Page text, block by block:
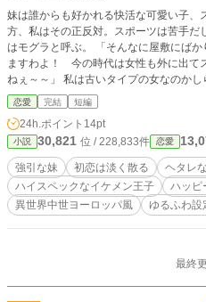
妹は誰からも好かれる快活な可愛い子
方、私はその正反対。スポーツは苦手
はモグラと呼ぶ。 「そんなに屋敷にばかりこもっていて、そのうちカビが生え
ますわよ！ 今の時代は女性も外に出て
ねぇ～～」 私は古いタイプの女なのかしら。でも、それでもいい。けれど私の
憧れの君を妹は好きだと言って･･････ これは強引な妹に初恋を奪われた意気地
なしの私、姉の物語。でも、私は私だけ
恋愛 完結 短編
24h.ポイント 14pt
小説 30,821 位 / 228,833件 恋愛
強引な妹 初恋は淡く散る
ヘタレ
ハイスペックなイケメン王子
ハッピ
異世界中世ヨーロッパ風
ゆるふわ設
最終